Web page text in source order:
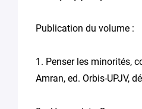
Publication du volume :
1. Penser les minorités,
Amran, ed. Orbis-UPJV,